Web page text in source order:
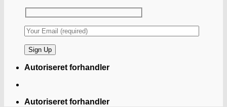
Autoriseret forhandler
Autoriseret forhandler